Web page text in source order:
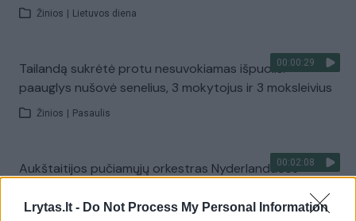
Lrytas.lt - Do Not Process My Personal Information
Žinios Lietuvos diena
00:00:29
Tailandą sukrėtė protu nesuvokiamas išpuolis:
paauglys nušovė senelius, 3 mokytojus ir 3 moksleivius
Žinios Pasaulis
00:02:08
Aukštaitijos pučiamųjų orkestras Nyderlanduose
Žinios | Lietuvos diena